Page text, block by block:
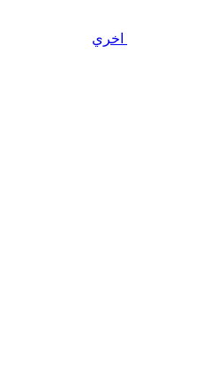
اخري